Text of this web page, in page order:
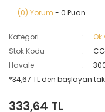
(0) Yorum - 0 Puan
Kategori
Stok Kodu
Havale
*34,67 TL den başlayan
333,64 TL